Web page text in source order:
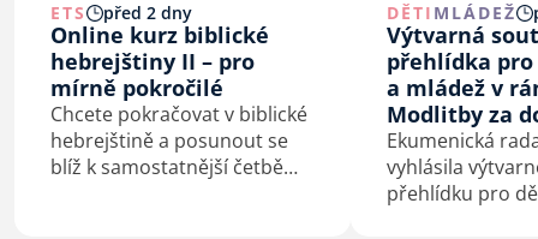
ETS před 2 dny
Online kurz biblické
hebrejštiny II – pro
mírně pokročilé
Chcete pokračovat v biblické
hebrejštině a posunout se
blíž k samostatnější četbě
DĚTI MLÁDEŽ
Výtvarná
přehlídka
a mládež v
Modlitby za
Ekumenická
vyhlásila
přehlídku pro